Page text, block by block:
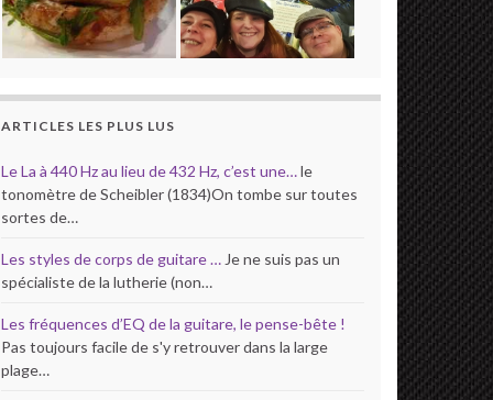
ARTICLES LES PLUS LUS
Le La à 440 Hz au lieu de 432 Hz, c’est une…le
tonomètre de Scheibler (1834)On tombe sur toutes
sortes de…
Les styles de corps de guitare … Je ne suis pas un
spécialiste de la lutherie (non…
Les fréquences d’EQ de la guitare, le pense-bête !
Pas toujours facile de s'y retrouver dans la large
plage…